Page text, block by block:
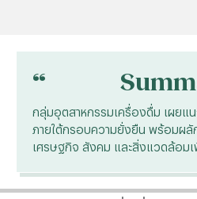
“
กลุ่มอุตสาหกรรมเครื่องดื่ม เผยแ
ภายใต้กรอบความยั่งยืน พร้อมผลั
เศรษฐกิจ สังคม และสิ่งแวดล้อม